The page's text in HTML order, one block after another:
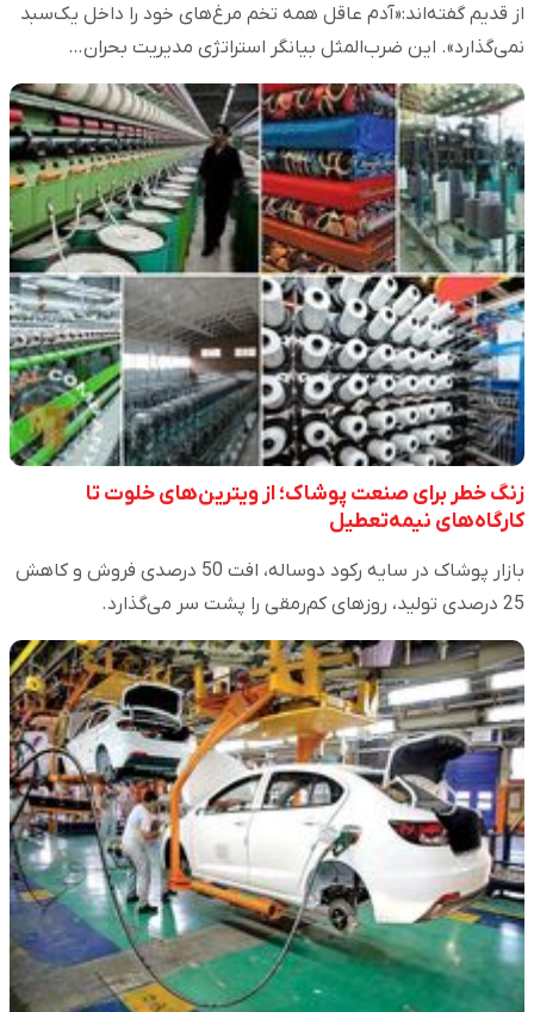
از قدیم گفته‌اند:«آدم عاقل همه تخم مرغ‌های خود را داخل یک‌سبد
نمی‌گذارد». این ضرب‌المثل بیانگر استراتژی مدیریت بحران…
زنگ خطر برای صنعت پوشاک؛ از ویترین‌های خلوت تا
کارگاه‌های نیمه‌تعطیل
بازار پوشاک در سایه رکود دو‌ساله، افت 50 درصدی فروش و کاهش
25 درصدی تولید، روزهای کم‌رمقی را پشت سر می‌گذارد.